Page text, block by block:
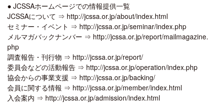
● JCSSAホームページでの情報提供一覧
JCSSAについて ⇒ http://jcssa.or.jp/about/index.html
セミナー・イベント ⇒ http://jcssa.or.jp/seminar/index.php
メルマガバックナンバー ⇒ http://jcssa.or.jp/report/mailmagazine.
php
調査報告・刊行物 ⇒ http://jcssa.or.jp/report/
委員会などの活動報告 ⇒ http://jcssa.or.jp/operation/index.php
協会からの事業支援 ⇒ http://jcssa.or.jp/backing/
会員に関する情報 ⇒ http://jcssa.or.jp/member/index.html
入会案内 ⇒ http://jcssa.or.jp/admission/index.html